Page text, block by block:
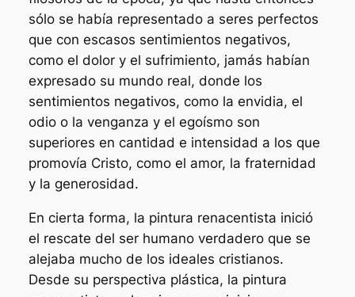
sólo se había representado a seres perfectos
que con escasos sentimientos negativos,
como el dolor y el sufrimiento, jamás habían
expresado su mundo real, donde los
sentimientos negativos, como la envidia, el
odio o la venganza y el egoísmo son
superiores en cantidad e intensidad a los que
promovía Cristo, como el amor, la fraternidad
y la generosidad.
En cierta forma, la pintura renacentista inició
el rescate del ser humano verdadero que se
alejaba mucho de los ideales cristianos.
Desde su perspectiva plástica, la pintura